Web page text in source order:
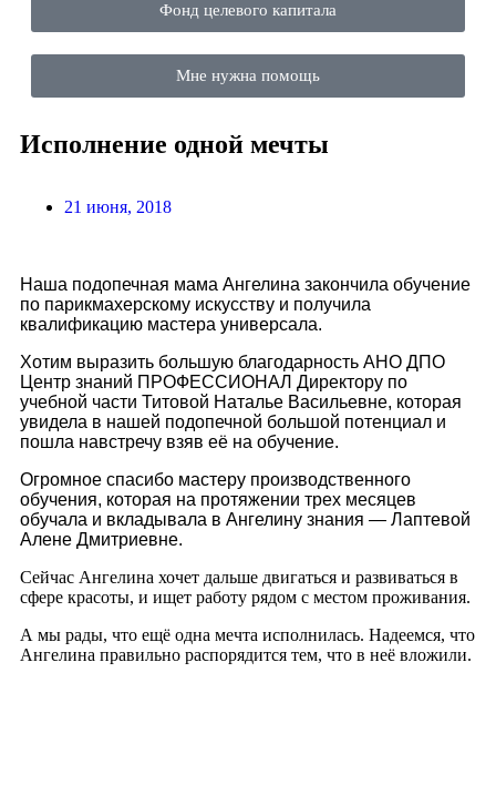
Фонд целевого капитала
Мне нужна помощь
Исполнение одной мечты
21 июня, 2018
Наша подопечная мама Ангелина закончила обучение
по парикмахерскому искусству и получила
квалификацию мастера универсала.
Хотим выразить большую благодарность АНО ДПО
Центр знаний ПРОФЕССИОНАЛ Директору по
учебной части Титовой Наталье Васильевне, которая
увидела в нашей подопечной большой потенциал и
пошла навстречу взяв её на обучение.
Огромное спасибо мастеру производственного
обучения, которая на протяжении трех месяцев
обучала и вкладывала в Ангелину знания — Лаптевой
Алене Дмитриевне.
Сейчас Ангелина хочет дальше двигаться и развиваться в
сфере красоты, и ищет работу рядом с местом проживания.
А мы рады, что ещё одна мечта исполнилась. Надеемся, что
Ангелина правильно распорядится тем, что в неё вложили.